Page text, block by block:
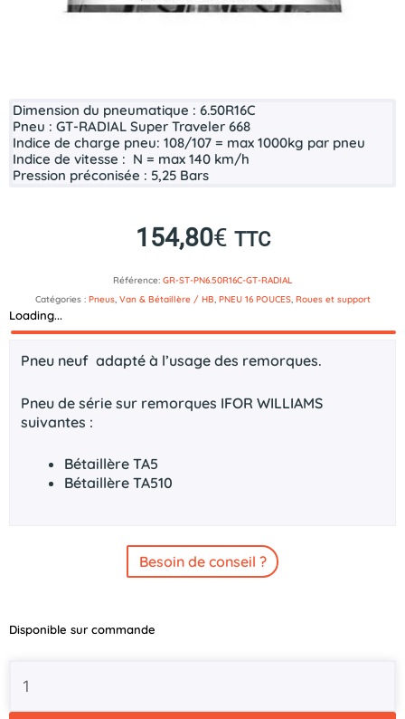
Dimension du pneumatique : 6.50R16C
Pneu : GT-RADIAL Super Traveler 668
Indice de charge pneu: 108/107 = max 1000kg par pneu
Indice de vitesse : N = max 140 km/h
Pression préconisée : 5,25 Bars
154,80€ TTC
Référence: GR-ST-PN6.50R16C-GT-RADIAL
Catégories : Pneus, Van & Bétaillère / HB, PNEU 16 POUCES, Roues et support
Loading...
Description
Pneu neuf adapté à l’usage des remorques.
Pneu de série sur remorques IFOR WILLIAMS
suivantes :
Bétaillère TA5
Bétaillère TA510
Besoin de conseil ?
Disponible sur commande
quantité